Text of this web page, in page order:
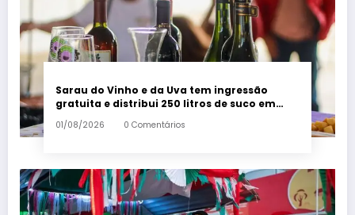
Sarau do Vinho e da Uva tem ingressão
gratuita e distribui 250 litros de suco em
Santa Teresa – Em Dia ES
01/08/2026 0 Comentários